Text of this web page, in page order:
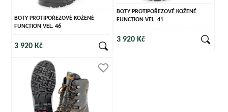
BOTY PROTIPOŘEZOVÉ KOŽENÉ
FUNCTION VEL. 46
3 920 Kč
BOTY PROTIPOŘEZOVÉ KOŽENÉ
FUNCTION VEL. 41
3 920 Kč